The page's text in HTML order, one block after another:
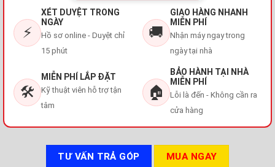
⚡
XÉT DUYỆT TRONG
NGÀY
Hồ sơ online - Duyệt chỉ
15 phút
🚚
GIAO HÀNG NHANH
MIỄN PHÍ
Nhận máy ngay trong
ngày tại nhà
🛠️
MIỄN PHÍ LẮP ĐẶT
Kỹ thuật viên hỗ trợ tận
tâm
🏠
BẢO HÀNH TẠI NHÀ
MIỄN PHÍ
Lỗi là đến - Không cần ra
cửa hàng
TƯ VẤN TRẢ GÓP MUA NGAY